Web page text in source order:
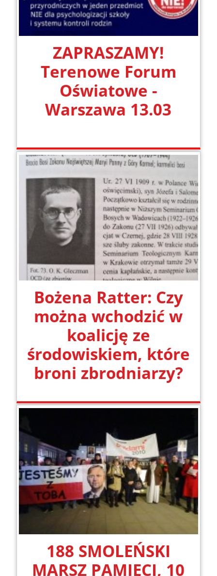
ZAPRASZAMY!
Terenowe Forum
Oświatowe -
Warszawa 13.03
Bożena Ratter: Czy
można wchodzić w
koalicję ze
środowiskiem, które
broni zbrodniarzy?
188 SMOLEŃSKI
MARSZ PAMIĘCI, 10